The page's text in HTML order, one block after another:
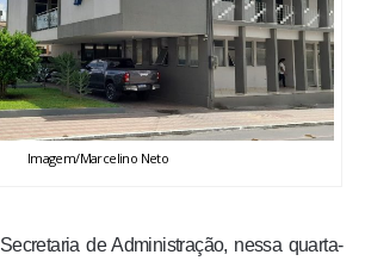
Imagem/Marcelino Neto
de Administração, nessa quarta-